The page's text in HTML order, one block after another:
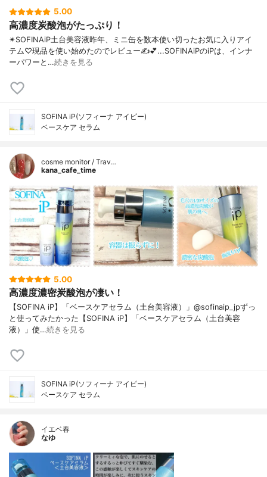
5.00
高濃度炭酸泡がたっぷり！
✴︎SOFINAiP土台美容液昨年、ミニ缶を数本使い切ったお気に入りアイ
テム♡現品を使い始めたのでレビュー✍️💕...SOFINAiPのiPは、インナ
ーパワーと…続きを見る
SOFINA iP(ソフィーナ アイピー)
ベースケア セラム
cosme monitor / Trav…
kana_cafe_time
5.00
高濃度濃密炭酸泡が凄い！
【SOFINA iP】「ベースケアセラム（土台美容液）」@sofinaip_jpずっ
と使ってみたかった【SOFINA iP】「ベースケアセラム（土台美容
液）」使…続きを見る
SOFINA iP(ソフィーナ アイピー)
ベースケア セラム
イエベ春
なゆ